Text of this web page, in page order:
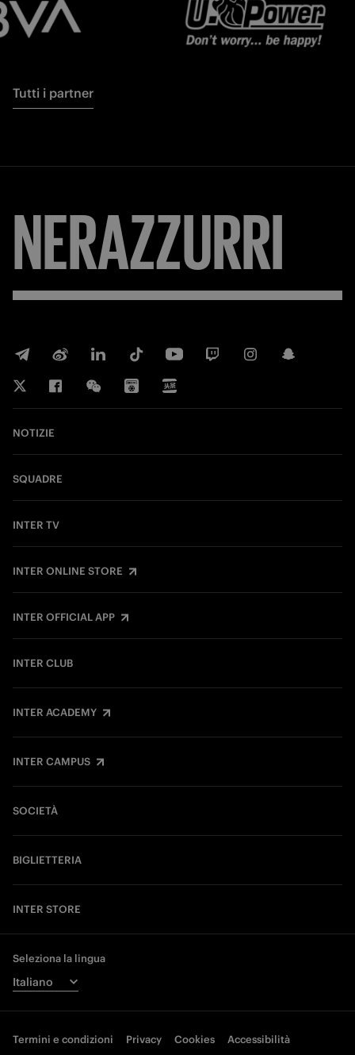
Tutti i partner
NERAZZURRI
NOTIZIE
SQUADRE
INTER TV
INTER ONLINE STORE
INTER OFFICIAL APP
INTER CLUB
INTER ACADEMY
INTER CAMPUS
SOCIETÀ
BIGLIETTERIA
INTER STORE
Seleziona la lingua
Termini e condizioni Privacy Cookies Accessibilità